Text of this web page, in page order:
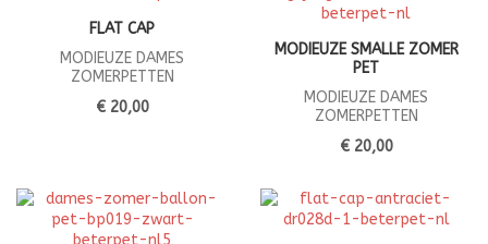
FLAT CAP
MODIEUZE DAMES
ZOMERPETTEN
€ 20,00
MODIEUZE SMALLE ZOMER
PET
MODIEUZE DAMES
ZOMERPETTEN
€ 20,00